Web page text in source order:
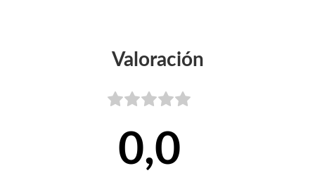
Valoración
0,0